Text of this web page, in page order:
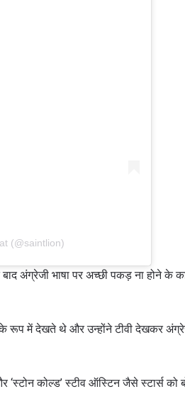
(@saintlion)
अंग्रेजी भाषा पर अच्छी पकड़ ना होने के
के रूप में देखते थे और उन्होंने टीवी देखकर
‘स्टोन कोल्ड’ स्टीव ऑस्टिन जैसे स्टार्स को
प्रतिद्वंद्वी
wherever you go! Sign up now to